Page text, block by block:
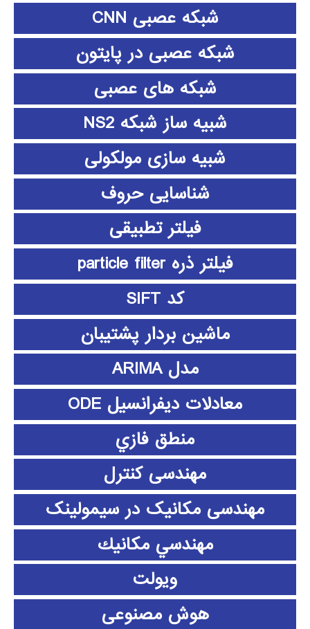
شبکه عصبی CNN
شبکه عصبی در پایتون
شبکه های عصبی
شبیه ساز شبکه NS2
شبیه سازی مولکولی
شناسایی حروف
فیلتر تطبیقی
فیلتر ذره particle filter
کد SIFT
ماشین بردار پشتیبان
مدل ARIMA
معادلات دیفرانسیل ODE
منطق فازي
مهندسی کنترل
مهندسی مکانیک در سیمولینک
مهندسي مكانيك
ویولت
هوش مصنوعی